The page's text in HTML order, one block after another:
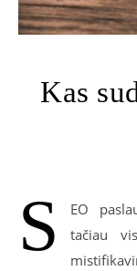
Kas
S
EO
tačiau